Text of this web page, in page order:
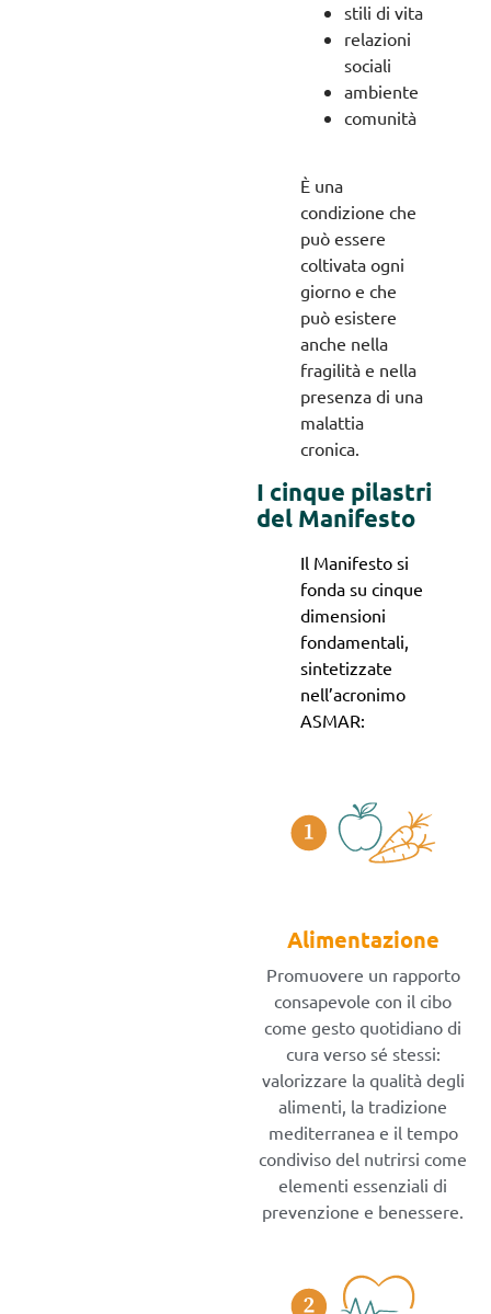
stili di vita
relazioni
sociali
ambiente
comunità
È una
condizione che
può essere
coltivata ogni
giorno e che
può esistere
anche nella
fragilità e nella
presenza di una
malattia
cronica.
I cinque pilastri
del Manifesto
Il Manifesto si
fonda su cinque
dimensioni
fondamentali,
sintetizzate
nell’acronimo
ASMAR:
Alimentazione
Promuovere un rapporto
consapevole con il cibo
come gesto quotidiano di
cura verso sé stessi:
valorizzare la qualità degli
alimenti, la tradizione
mediterranea e il tempo
condiviso del nutrirsi come
elementi essenziali di
prevenzione e benessere.